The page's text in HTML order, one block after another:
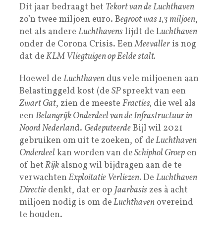
Dit jaar bedraagt het Tekort van de Luchthaven
zo’n twee miljoen euro. Begroot was 1,3 miljoen,
net als andere Luchthavenslijdt de Luchthaven
onder de Corona Crisis. EenMeevaller is nog
dat deKLM Vliegtuigen op Eelde stalt.
Hoewel de Luchthaven dus vele miljoenen aan
Belastinggeld kost (de SPspreekt van een
Zwart Gat, zien de meeste Fracties, die wel als
een Belangrijk Onderdeel van de Infrastructuur in
Noord Nederland. GedeputeerdeBijl wil 2021
gebruiken om uit te zoeken, of de Luchthaven
Onderdeel kan worden van deSchiphol Groep en
of hetRijk alsnog wil bijdragen aan de te
verwachtenExploitatie Verliezen.De Luchthaven
Directie denkt, dat er op Jaarbasiszes à acht
miljoen nodig is om deLuchthaven overeind
te houden.